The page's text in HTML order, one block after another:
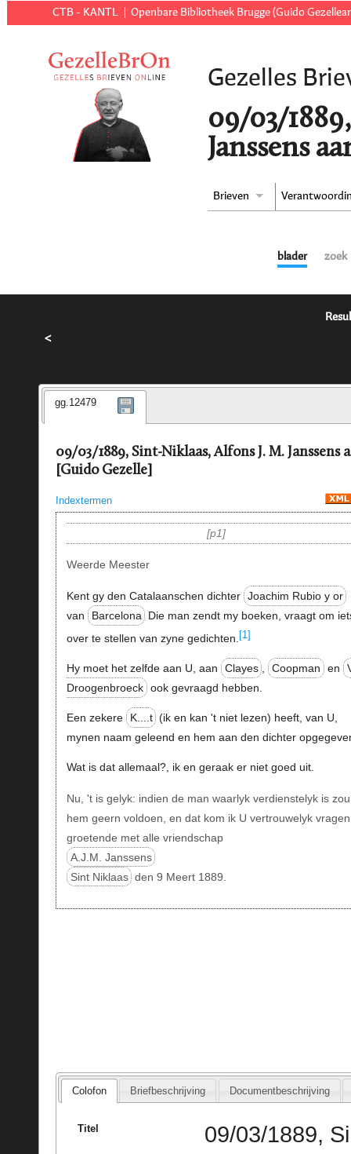
CTB - KANTL Openbare Bibliotheek Brugge (Guido
Gezelles
09/03/
Janssens
Brieven
blader zoek
<
gg.12479
09/03/1889, Sint-Niklaas, Alfons J. M. Janssens
[Guido Gezelle]
Indextermen
p1
Weerde Meester
Kent gy den Catalaanschen dichter Joachim Rubio y or
van
Barcelona
Die man zendt my boeken, vraagt om
over te stellen van zyne gedichten. [1]
Hy moet het zelfde aan U, aan Clayes , Coopman en
Droogenbroeck ook gevraagd hebben.
Een zekere K....t (ik en kan 't niet lezen) heeft, van U,
mynen naam geleend en hem aan den dichter
Wat is dat allemaal?, ik en geraak er niet goed uit.
Nu, 't is gelyk: indien de man waarlyk verdienstelyk is
hem geern voldoen, en dat kom ik U vertrouwelyk
groetende met alle vriendschap
A.J.M. Janssens
Sint Niklaas den 9 Meert 1889.
Colofon Briefbeschrijving Documentbeschrijving
Titel
09/03/1889,